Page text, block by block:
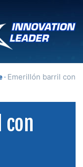
Emerillón barril con